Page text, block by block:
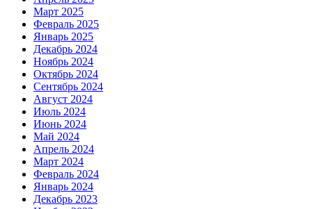
Март 2025
Февраль 2025
Январь 2025
Декабрь 2024
Ноябрь 2024
Октябрь 2024
Сентябрь 2024
Август 2024
Июль 2024
Июнь 2024
Май 2024
Апрель 2024
Март 2024
Февраль 2024
Январь 2024
Декабрь 2023